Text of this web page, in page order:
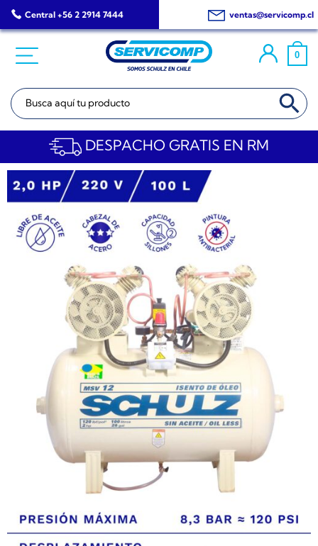
Saltar
al
Central +56 2 2914 7444 ventas@servicomp.cl
0
Buscar: BOTÓN DE
DESPACHO GRATIS EN RM